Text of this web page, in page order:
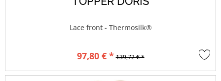
Lace front - Thermosilk®
97,80 € * 139,72 € *